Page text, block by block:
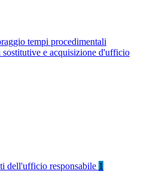
tempi procedimentali
e acquisizione d'ufficio
dell'ufficio responsabile 1